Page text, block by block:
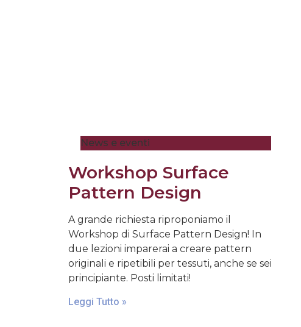
News e eventi
Workshop Surface
Pattern Design
A grande richiesta riproponiamo il
Workshop di Surface Pattern Design! In
due lezioni imparerai a creare pattern
originali e ripetibili per tessuti, anche se sei
principiante. Posti limitati!
Leggi Tutto »